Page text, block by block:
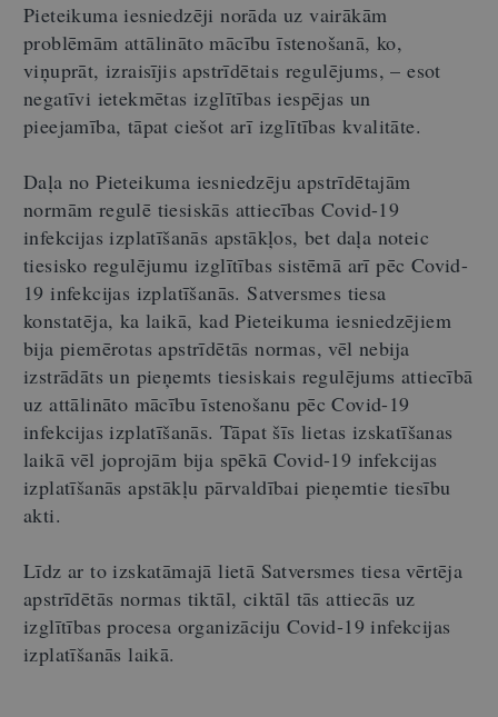
Pieteikuma iesniedzēji norāda uz vairākām
problēmām attālināto mācību īstenošanā, ko,
viņuprāt, izraisījis apstrīdētais regulējums, – esot
negatīvi ietekmētas izglītības iespējas un
pieejamība, tāpat ciešot arī izglītības kvalitāte.
Daļa no Pieteikuma iesniedzēju apstrīdētajām
normām regulē tiesiskās attiecības Covid-19
infekcijas izplatīšanās apstākļos, bet daļa noteic
tiesisko regulējumu izglītības sistēmā arī pēc Covid-
19 infekcijas izplatīšanās. Satversmes tiesa
konstatēja, ka laikā, kad Pieteikuma iesniedzējiem
bija piemērotas apstrīdētās normas, vēl nebija
izstrādāts un pieņemts tiesiskais regulējums attiecībā
uz attālināto mācību īstenošanu pēc Covid-19
infekcijas izplatīšanās. Tāpat šīs lietas izskatīšanas
laikā vēl joprojām bija spēkā Covid-19 infekcijas
izplatīšanās apstākļu pārvaldībai pieņemtie tiesību
akti.
Līdz ar to izskatāmajā lietā Satversmes tiesa vērtēja
apstrīdētās normas tiktāl, ciktāl tās attiecās uz
izglītības procesa organizāciju Covid-19 infekcijas
izplatīšanās laikā.